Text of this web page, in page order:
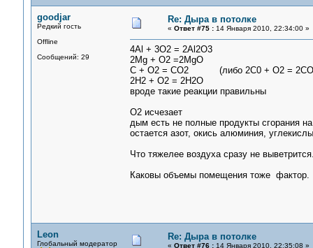
goodjar
Редкий гость
Offline
Сообщений: 29
Re: Дыра в потолке
« Ответ #75 :14 Января 2010, 22:34:00 »
4Al + 3O2 = 2Al2O3
2Mg + O2 =2MgO
C + O2 = CO2 (либо 2C0 + O2 = 2CO2
2H2 + O2 = 2H2O
вроде такие реакции правильны
О2 исчезает
дым есть не полные продукты сгорания
остается азот, окись алюминия,
Что тяжелее воздуха сразу не
Каковы объемы помещения тоже фактор.
Leon
Глобальный модератор
Re: Дыра в потолке
« Ответ #76 :14 Января 2010, 22:35:08 »